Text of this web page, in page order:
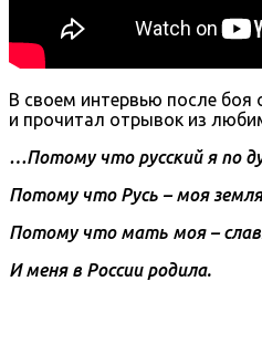
В своем интервью после боя
и прочитал отрывок из
…Потому что русский я по
Потому что Русь – моя
Потому что мать моя –
И меня в России родила.